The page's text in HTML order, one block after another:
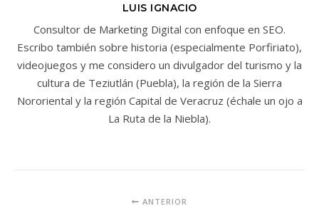
LUIS IGNACIO
Consultor de Marketing Digital con enfoque en SEO.
Escribo también sobre historia (especialmente Porfiriato),
videojuegos y me considero un divulgador del turismo y la
cultura de Teziutlán (Puebla), la región de la Sierra
Nororiental y la región Capital de Veracruz (échale un ojo a
La Ruta de la Niebla).
ANTERIOR